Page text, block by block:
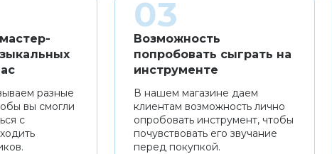
разные
вы смогли
с
Возможность
попробовать сыграть на
инструменте
В нашем магазине даем
клиентам возможность лично
опробовать инструмент, чтобы
почувствовать его звучание
перед покупкой.